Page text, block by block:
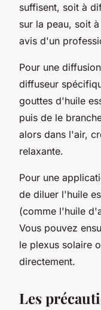
suffisent, soit à
sur la peau, soit
avis d'un
Pour une
diffuseur
gouttes d'huile
puis de le
alors dans l'air,
relaxante.
Pour une
de diluer l'huile
(comme l'huile
Vous pouvez
le plexus solaire
directement.
Les